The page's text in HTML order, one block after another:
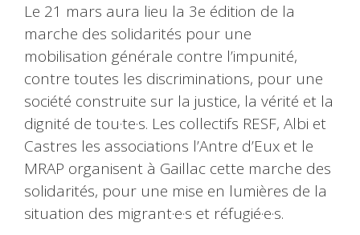
Le 21 mars aura lieu la 3e édition de la
marche des solidarités pour une
mobilisation générale contre l’impunité,
contre toutes les discriminations, pour une
société construite sur la justice, la vérité et la
dignité de tou·te·s. Les collectifs RESF, Albi et
Castres les associations l’Antre d’Eux et le
MRAP organisent à Gaillac cette marche des
solidarités, pour une mise en lumières de la
situation des migrant·e·s et réfugié·e·s.